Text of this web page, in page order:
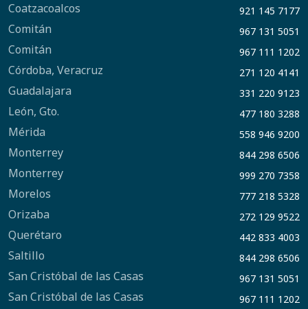
Coatzacoalcos 921 145 7177
Comitán 967 131 5051
Comitán 967 111 1202
Córdoba, Veracruz 271 120 4141
Guadalajara 331 220 9123
León, Gto. 477 180 3288
Mérida 558 946 9200
Monterrey 844 298 6506
Monterrey 999 270 7358
Morelos 777 218 5328
Orizaba 272 129 9522
Querétaro 442 833 4003
Saltillo 844 298 6506
San Cristóbal de las Casas 967 131 5051
San Cristóbal de las Casas 967 111 1202